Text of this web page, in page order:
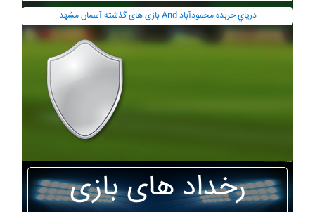
بازی های گذشته آسمان مشهد And درياي حربده محمودآباد
رخداد های بازی